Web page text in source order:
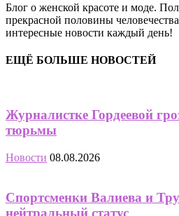
Блог о женской красоте и моде.
прекрасной половины
интересные новости каждый день!
ЕЩЁ БОЛЬШЕ НОВОСТЕЙ
Журналистке Гордеевой
тюрьмы
Новости 08.08.2026
Спортсменки Валиева и
нейтральный статус